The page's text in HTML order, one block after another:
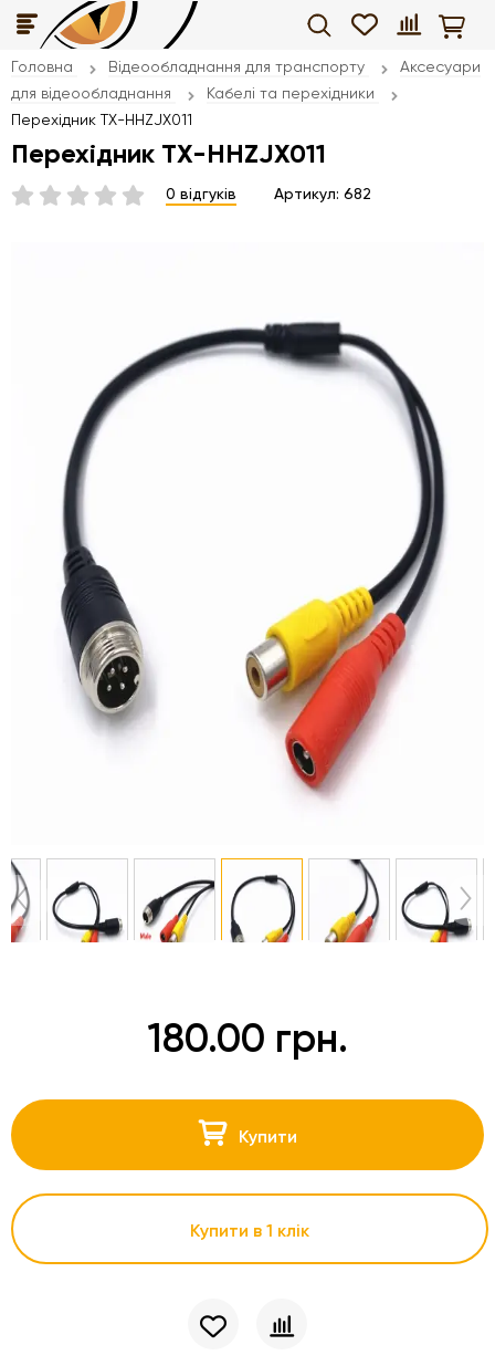
Головна Відеообладнання для транспорту
Аксесуари
для відеообладнання
Кабелі та перехідники
Перехідник TX-HHZJX011
Перехідник TX-HHZJX011
0 відгуків Артикул: 682
180.00 грн.
Купити
Купити в 1 клік